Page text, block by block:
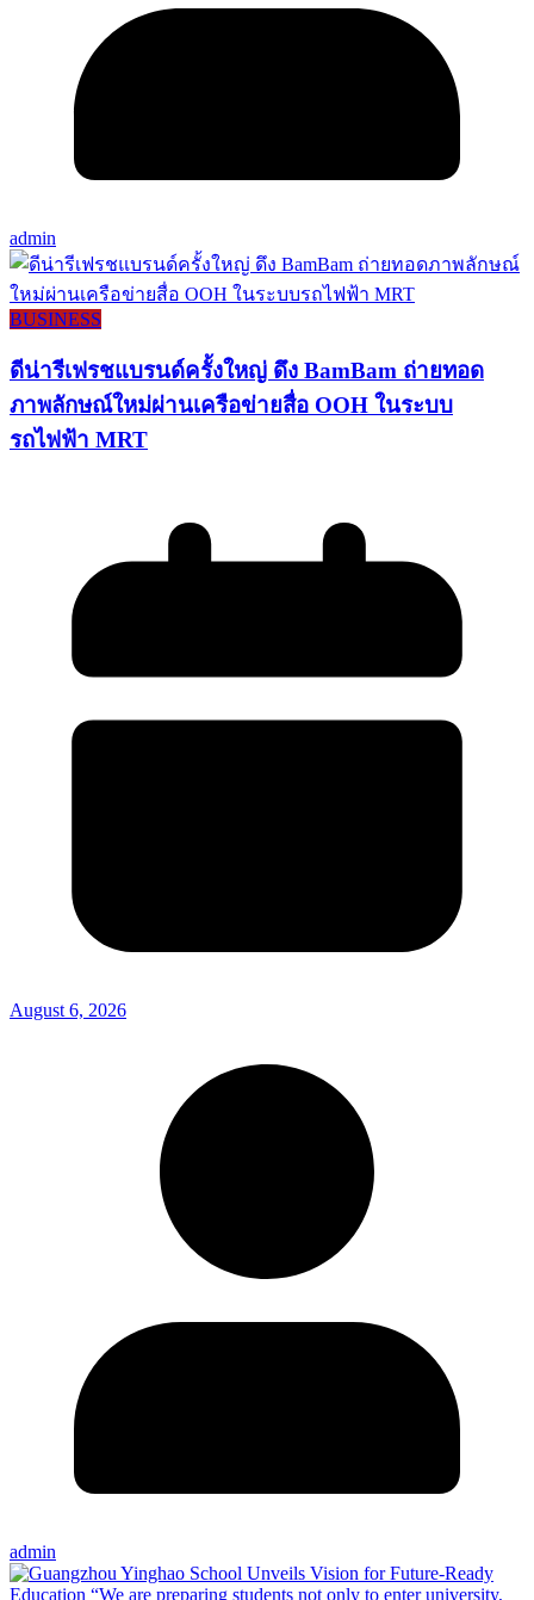
admin
BUSINESS
ดีน่ารีเฟรชแบรนด์ครั้งใหญ่ ดึง BamBam ถ่ายทอด
ภาพลักษณ์ใหม่ผ่านเครือข่ายสื่อ OOH ในระบบ
รถไฟฟ้า MRT
August 6, 2026
admin